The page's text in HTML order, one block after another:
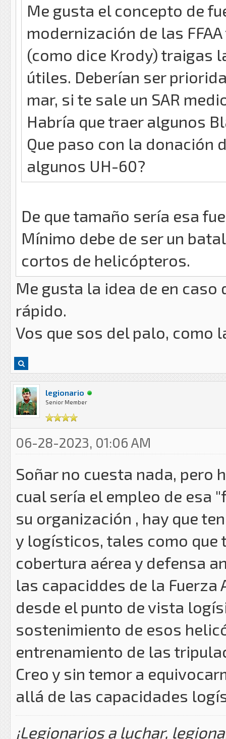
Me gusta el concepto de
modernización de las
(como dice Krody) traigas
útiles. Deberían ser
mar, si te sale un SAR
Habría que traer algunos
Que paso con la donación
algunos UH-60?
De que tamaño sería esa
Mínimo debe de ser un
cortos de helicópteros.
Me gusta la idea de en
rápido.
Vos que sos del palo, como
legionario
Senior Member
06-28-2023, 01:06 AM
Soñar no cuesta nada, pero
cual sería el empleo de esa
su organización , hay que
y logísticos, tales como
cobertura aérea y defensa
las capaciddes de la Fuerza
desde el punto de vista
sostenimiento de esos
entrenamiento de las
Creo y sin temor a
allá de las capacidades
¡Legionarios a luchar,